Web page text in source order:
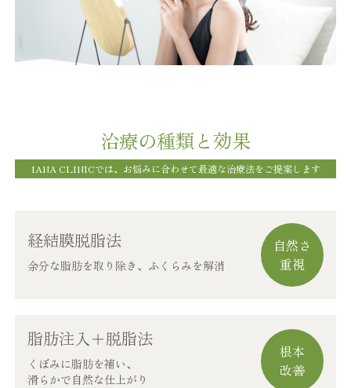
治療の種類と効果
IANA CLINICでは、お悩みに合わせて最適な治療法をご提案します
経結膜脱脂法
余分な脂肪を取り除き、ふくらみを解消
自然さ
重視
脂肪注入＋脱脂法
くぼみに脂肪を補い、
滑らかで自然な仕上がり
根本
改善